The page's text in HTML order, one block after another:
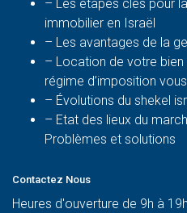
– Les étapes clés pour
immobilier en Israël
– Les avantages de la
– Location de votre bien
régime d’imposition
– Évolutions du shekel
– Etat des lieux du
Problèmes et solutions
Contactez Nous
Heures d'ouverture de 9h à 19h